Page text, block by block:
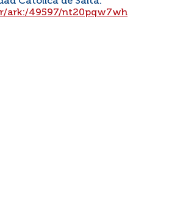
ark:/49597/nt20pqw7wh